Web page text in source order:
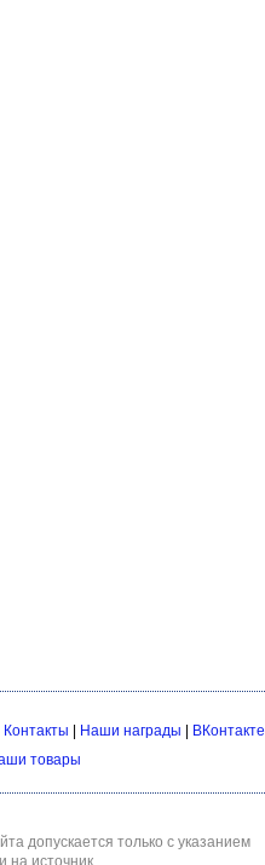
Контакты Наши награды
ВКонтакте
товары
допускается только с указанием
на источник.